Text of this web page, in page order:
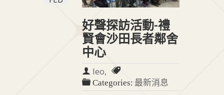
好聲探訪活動-禮
賢會沙田長者鄰舍
中心
leo,
Categories: 最新消息